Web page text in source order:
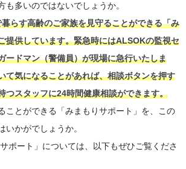
も多いのではないでしょうか。
らす高齢のご家族を見守ることができる「み
提供しています。緊急時にはALSOKの監視セ
ードマン（警備員）が現場に急行いたしま
て気になることがあれば、相談ボタンを押す
つスタッフに24時間健康相談ができます。
ことができる「みまもりサポート」を、この
いかがでしょうか。
ポート」については、以下もぜひご覧くださ